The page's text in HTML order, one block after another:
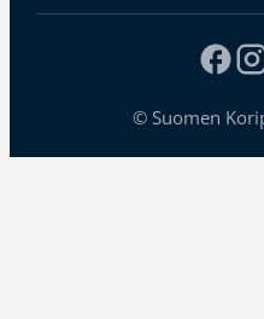
© Suomen